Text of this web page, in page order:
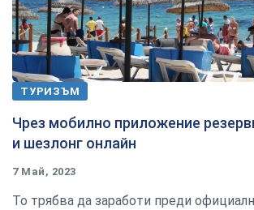
ТУРИЗЪМ
Чрез мобилно приложение
и шезлонг онлайн
7 Май, 2023
То трябва да заработи преди